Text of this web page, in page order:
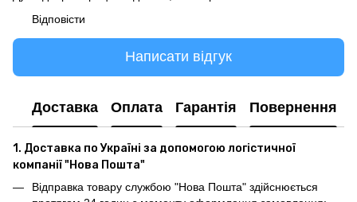
Відповісти
Написати відгук
Доставка Оплата Гарантія Повернення
1. Доставка по Україні за допомогою логістичної
компанії "Нова Пошта"
Відправка товару службою "Нова Пошта" здійснюється